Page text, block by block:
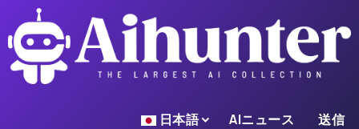
日本語 AIニュース 送信